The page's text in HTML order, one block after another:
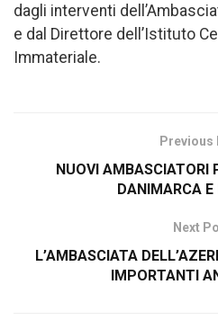
dagli interventi
e dal Direttore dell’Istituto
Immateriale.
Previous
NUOVI AMBASCIATORI
DANIMARCA E
Next
L’AMBASCIATA
IMPORTANTI